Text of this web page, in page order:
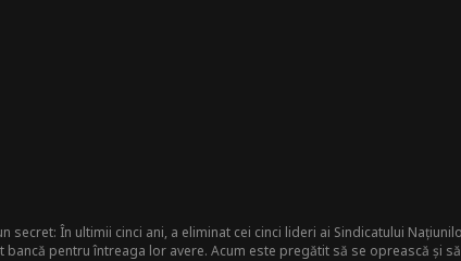
secret: În ultimii cinci ani, a eliminat cei cinci lideri ai Sindicatului
pentru întreaga lor avere. Acum este pregătit să se oprească și